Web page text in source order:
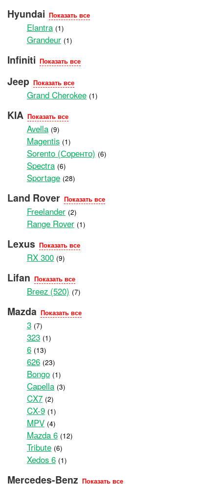
Hyundai Показать все
Elantra (1)
Grandeur (1)
Infiniti Показать все
Jeep Показать все
Grand Cherokee (1)
KIA Показать все
Avella (9)
Magentis (1)
Sorento (Соренто) (6)
Spectra (6)
Sportage (28)
Land Rover Показать все
Freelander (2)
Range Rover (1)
Lexus Показать все
RX 300 (9)
Lifan Показать все
Breez (520) (7)
Mazda Показать все
3 (7)
323 (1)
6 (13)
626 (23)
Bongo (1)
Capella (3)
CX7 (2)
CX-9 (1)
MPV (4)
Mаzda 6 (12)
Tribute (6)
Xedos 6 (1)
Mercedes-Benz Показать все